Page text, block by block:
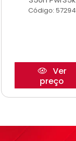
Código: 57294
Ver
preço